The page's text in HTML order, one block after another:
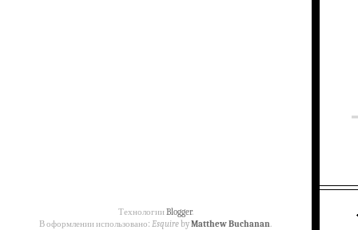
Технологии Blogger.
В оформлении использовано:EsquirebyMatthew Buchanan.